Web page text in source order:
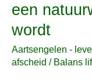
een
wordt
Aartsengelen -
afscheid / Balans
kracht
tussen
hemel
en